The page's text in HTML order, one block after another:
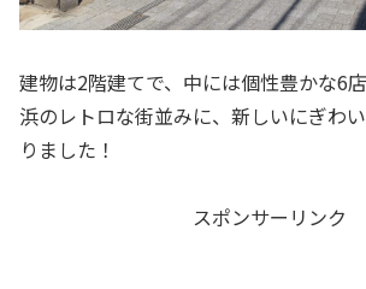
建物は2階建てで、中には個性豊かな6
浜のレトロな街並みに、新しいにぎわ
りました！
スポンサーリンク